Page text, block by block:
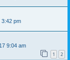
3:42 pm
9:04 am
1 2